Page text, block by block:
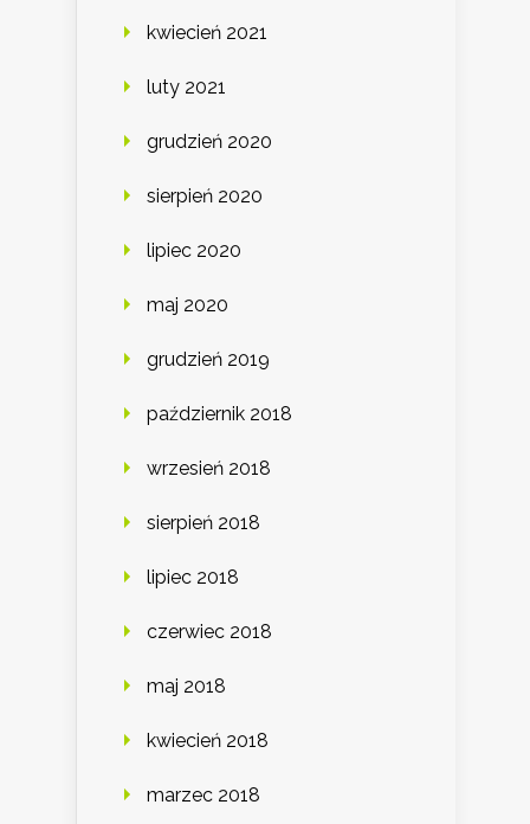
kwiecień 2021
luty 2021
grudzień 2020
sierpień 2020
lipiec 2020
maj 2020
grudzień 2019
październik 2018
wrzesień 2018
sierpień 2018
lipiec 2018
czerwiec 2018
maj 2018
kwiecień 2018
marzec 2018